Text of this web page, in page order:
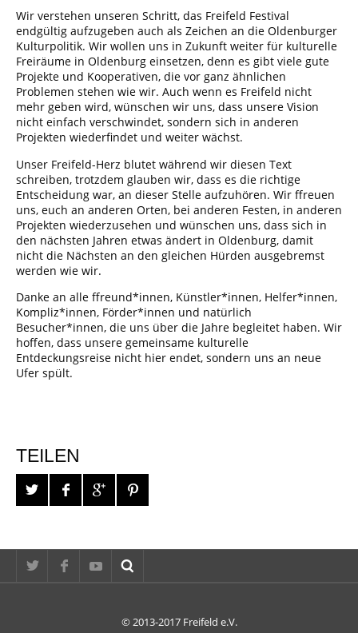
Wir verstehen unseren Schritt, das Freifeld Festival
endgültig aufzugeben auch als Zeichen an die Oldenburger
Kulturpolitik. Wir wollen uns in Zukunft weiter für kulturelle
Freiräume in Oldenburg einsetzen, denn es gibt viele gute
Projekte und Kooperativen, die vor ganz ähnlichen
Problemen stehen wie wir. Auch wenn es Freifeld nicht
mehr geben wird, wünschen wir uns, dass unsere Vision
nicht einfach verschwindet, sondern sich in anderen
Projekten wiederfindet und weiter wächst.
Unser Freifeld-Herz blutet während wir diesen Text
schreiben, trotzdem glauben wir, dass es die richtige
Entscheidung war, an dieser Stelle aufzuhören. Wir ffreuen
uns, euch an anderen Orten, bei anderen Festen, in anderen
Projekten wiederzusehen und wünschen uns, dass sich in
den nächsten Jahren etwas ändert in Oldenburg, damit
nicht die Nächsten an den gleichen Hürden ausgebremst
werden wie wir.
Danke an alle ffreund*innen, Künstler*innen, Helfer*innen,
Kompliz*innen, Förder*innen und natürlich
Besucher*innen, die uns über die Jahre begleitet haben. Wir
hoffen, dass unsere gemeinsame kulturelle
Entdeckungsreise nicht hier endet, sondern uns an neue
Ufer spült.
TEILEN
© 2013-2017 Freifeld e.V.